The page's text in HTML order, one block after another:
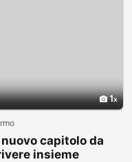
1
nuovo capitolo da
insieme